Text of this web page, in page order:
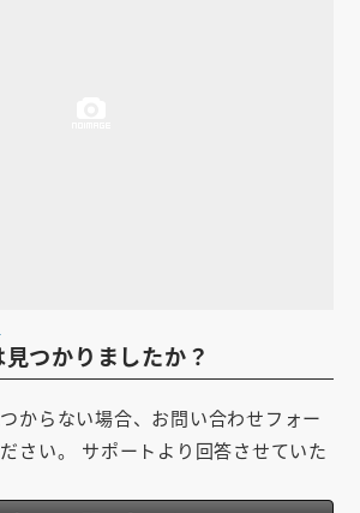
つかりましたか？
からない場合、お問い合わせフォー
さい。 サポートより回答させていた